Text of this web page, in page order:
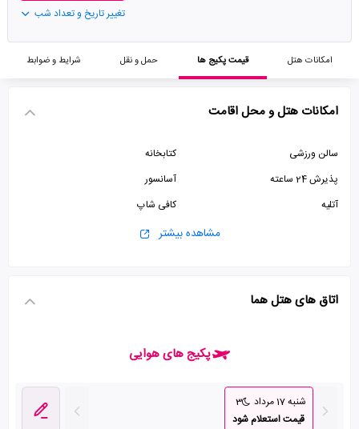
تغییر تاریخ و تعداد شب
امکانات هتل قیمت پکیج ها حمل و نقل شرایط و ضوابط
امکانات هتل و محل اقامت
سالن ورزشی
کتابخانه
پذیرش 24 ساعته
آسانسور
آتلیه
کافی شاپ
زمین تنیس
سرویس ایرانی
مشاهده بیشتر
اتاق های هتل هما
پکیج های هوایی
شنبه 17 مرداد
3
قیمت استعلام شود